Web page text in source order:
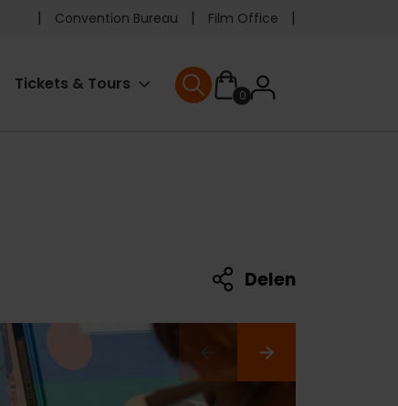
Pre
header
Convention Bureau Film Office
Tickets & Tours
0User
User menu
Delen